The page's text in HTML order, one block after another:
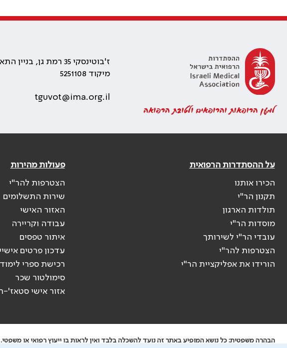
למען הרופאות והרופאים ולטובת הרפואה
ז'בוטינסקי 35 רמת גן, בניין התאומים 2
מיקוד 5251108
tguvot@ima.org.il
על ההסתדרות הרפואית
הכירו אותנו
תקנון הר"י
תולדות הארגון
מוסדות הר"י
עובדי הר"י לשירותך
הצטרפות להר"י
הורידו את אפליקציית הר"י
פעולות מהירות
הצטרפות להר"י
שירות התשלומים
האזור האישי
עבודה וקריירה
איתור טפסים
עדכון פרטים
רכישת ספרי לימוד
סימולטור שכר
אזור אישי סטאז'-
הבהרה משפטית: כל נושא המופיע באתר זה נועד להשכלה בלבד ואין לראות בו ייעוץ רפואי או